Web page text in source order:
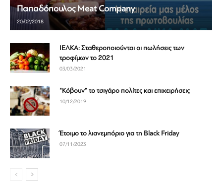
Παπαδόπουλος Meat Company
20/02/2018
ΙΕΛΚΑ: Σταθεροποιούνται οι πωλήσεις των
τροφίμων το 2021
03/03/2021
“Κόβουν” το τσιγάρο πολίτες και επιχειρήσεις
10/12/2019
Έτοιμο το λιανεμπόριο για τη Black Friday
07/11/2023